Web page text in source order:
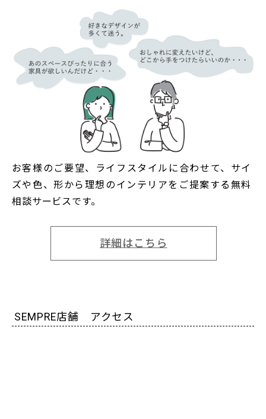
お客様のご要望、ライフスタイルに合わせて、サイ
ズや色、形から理想のインテリアをご提案する無料
相談サービスです。
詳細はこちら
SEMPRE店舗 アクセス